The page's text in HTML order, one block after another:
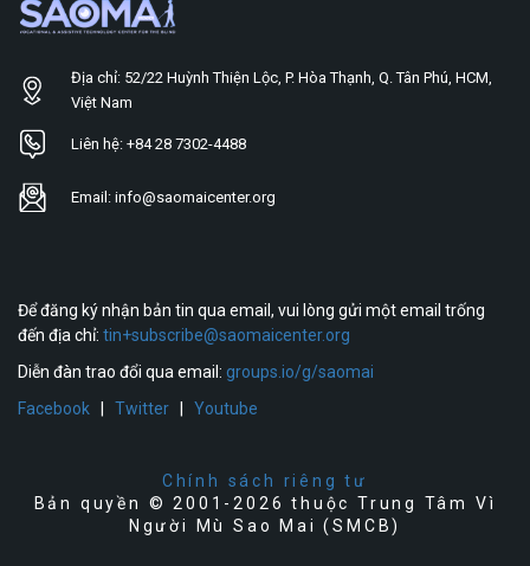
Địa chỉ: 52/22 Huỳnh Thiện Lộc, P. Hòa Thạnh, Q. Tân Phú, HCM,
Việt Nam
Liên hệ: +84 28 7302-4488
Email: info@saomaicenter.org
Để đăng ký nhận bản tin qua email, vui lòng gửi một email trống
đến địa chỉ: tin+subscribe@saomaicenter.org
Diễn đàn trao đổi qua email: groups.io/g/saomai
Facebook
Twitter Youtube
Chính sách riêng tư
Bản quyền © 2001-2026 thuộc Trung Tâm Vì
Người Mù Sao Mai (SMCB)